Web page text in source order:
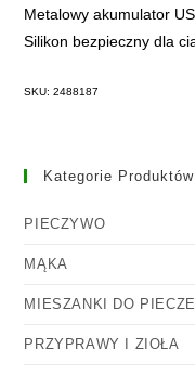
Metalowy akumulator
Silikon bezpieczny dla
SKU: 2488187
Kategorie Produktów
PIECZYWO
MĄKA
MIESZANKI DO
PRZYPRAWY I ZIOŁA